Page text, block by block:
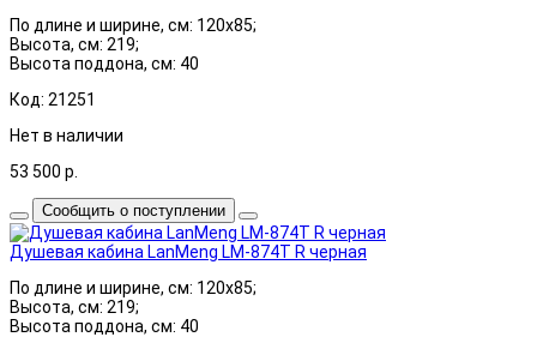
По длине и ширине, см: 120x85;
Высота, см: 219;
Высота поддона, см: 40
Код: 21251
Нет в наличии
53 500 р.
Сообщить о поступлении
Душевая кабина LanMeng LM-874T R черная
По длине и ширине, см: 120x85;
Высота, см: 219;
Высота поддона, см: 40